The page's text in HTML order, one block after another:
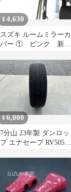
¥4,630
スズキ ルームミラーカ
バー ① ピンク 新型
ラー
¥6,000
7分山 23年製 ダンロッ
プ エナセーブ RV505